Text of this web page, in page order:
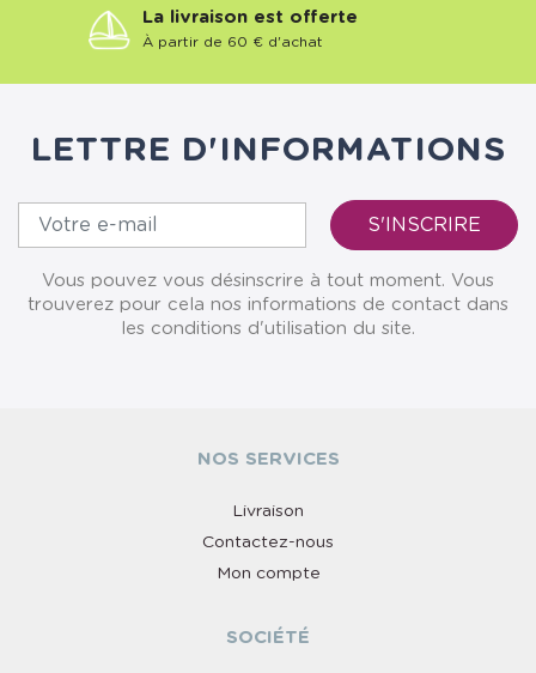
La livraison est offerte
À partir de 60 € d'achat
LETTRE D'INFORMATIONS
Vous pouvez vous désinscrire à tout moment. Vous
trouverez pour cela nos informations de contact dans
les conditions d'utilisation du site.
NOS SERVICES
Livraison
Contactez-nous
Mon compte
SOCIÉTÉ